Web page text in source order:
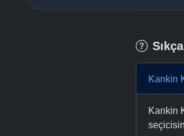
Kankin
Kankin